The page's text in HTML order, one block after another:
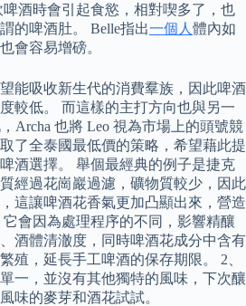
酒時會引起食慾，相對喫多了，也
的啤酒肚。 Belle指出一個人 體內如
會容易增磅。
能吸收新生代的消費羣族，因此啤酒
較低。 而這樣的主打方向也與另一
Archa 也將 Leo 視為市場上的頭號競
了全泰國最低價的策略，希望藉此提
酒選擇。 舉個最經典的例子是捷克
經過花崗巖過濾，礦物質較少，因此
這讓啤酒花香氣更加凸顯出來，營造
會因為處理程序的不同，影響精釀
酒體清澈度，同時啤酒花成分中含有
殖，延長手工啤酒的保存期限。 2、
一，並沒有其他獨特的風味，下次釀
味的麥芽和酒花試試。